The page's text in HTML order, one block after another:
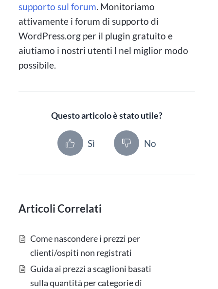
supporto sul forum. Monitoriamo
attivamente i forum di supporto di
WordPress.org per il plugin gratuito e
aiutiamo i nostri utenti l nel miglior modo
possibile.
Questo articolo è stato utile?
Sì No
Articoli Correlati
Come nascondere i prezzi per
clienti/ospiti non registrati
Guida ai prezzi a scaglioni basati
sulla quantità per categorie di